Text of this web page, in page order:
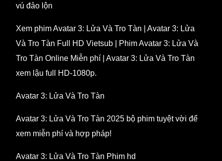
vú đảo lộn
Xem phim Avatar 3: Lửa Và Tro Tàn | Avatar 3: Lửa
Và Tro Tàn Full HD Vietsub | Phim Avatar 3: Lửa Và
Tro Tàn Online Miễn phí | Avatar 3: Lửa Và Tro Tàn
xem lậu full HD-1080p.
Avatar 3: Lửa Và Tro Tàn
Avatar 3: Lửa Và Tro Tàn 2025 bộ phim tuyệt vời để
xem miễn phí và hợp pháp!
Avatar 3: Lửa Và Tro Tàn Phim hd